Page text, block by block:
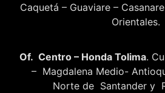
Caquetá – Guaviare –
Orientales.
Of. Centro – Honda Tolima.
– Magdalena Medio-
Norte de Santander y